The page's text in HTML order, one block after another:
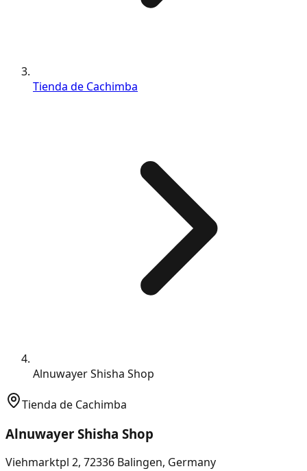
Tienda de Cachimba
Alnuwayer Shisha Shop
Tienda de Cachimba
Alnuwayer Shisha Shop
Viehmarktpl 2, 72336 Balingen, Germany